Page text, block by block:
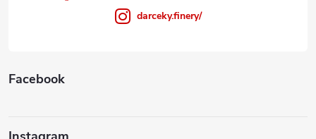
darceky.finery/
Facebook